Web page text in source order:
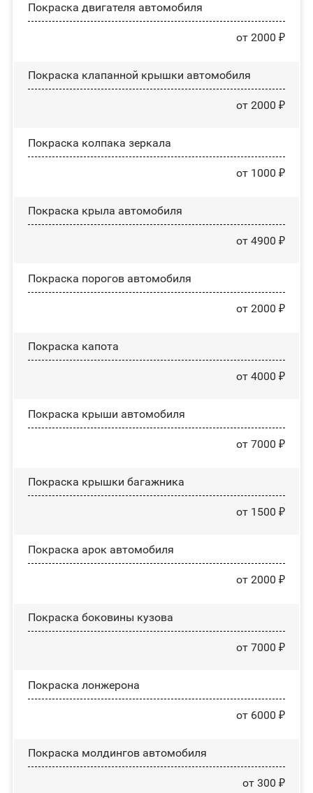
Покраска двигателя автомобиля
от 2000 ₽
Покраска клапанной крышки автомобиля
от 2000 ₽
Покраска колпака зеркала
от 1000 ₽
Покраска крыла автомобиля
от 4900 ₽
Покраска порогов автомобиля
от 2000 ₽
Покраска капота
от 4000 ₽
Покраска крыши автомобиля
от 7000 ₽
Покраска крышки багажника
от 1500 ₽
Покраска арок автомобиля
от 2000 ₽
Покраска боковины кузова
от 7000 ₽
Покраска лонжерона
от 6000 ₽
Покраска молдингов автомобиля
от 300 ₽